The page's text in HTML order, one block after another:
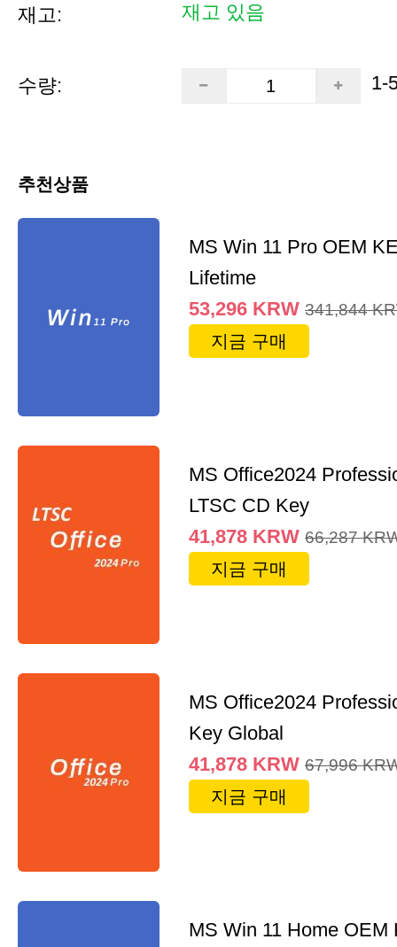
재고: 재고 있음
수량: 1-
추천상품
MS Win 11 Pro OEM
Lifetime
53,296 KRW 341,844
지금 구매
MS Office2024
LTSC CD Key
41,878 KRW 66,287
지금 구매
MS Office2024
Key Global
41,878 KRW 67,996
지금 구매
MS Win 11 Home OEM